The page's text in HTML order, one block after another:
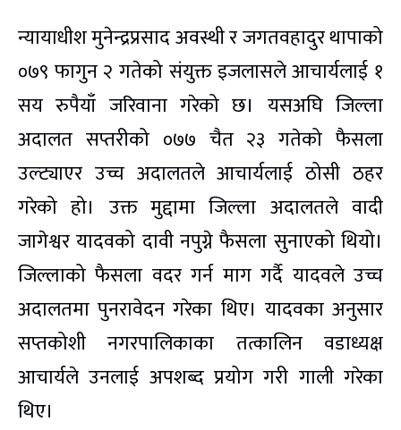
न्यायाधीश मुनेन्द्रप्रसाद अवस्थी र जगतवहादुर थापाको
०७९ फागुन २ गतेको संयुक्त इजलासले आचार्यलाई १
सय रुपैयाँ जरिवाना गरेको छ। यसअघि जिल्ला
अदालत सप्तरीको ०७७ चैत २३ गतेको फैसला
उल्ट्याएर उच्च अदालतले आचार्यलाई ठोसी ठहर
गरेको हो। उक्त मुद्दामा जिल्ला अदालतले वादी
जागेश्वर यादवको दावी नपुग्ने फैसला सुनाएको थियो।
जिल्लाको फैसला वदर गर्न माग गर्दै यादवले उच्च
अदालतमा पुनरावेदन गरेका थिए। यादवका अनुसार
सप्तकोशी नगरपालिकाका तत्कालिन वडाध्यक्ष
आचार्यले उनलाई अपशब्द प्रयोग गरी गाली गरेका
थिए।